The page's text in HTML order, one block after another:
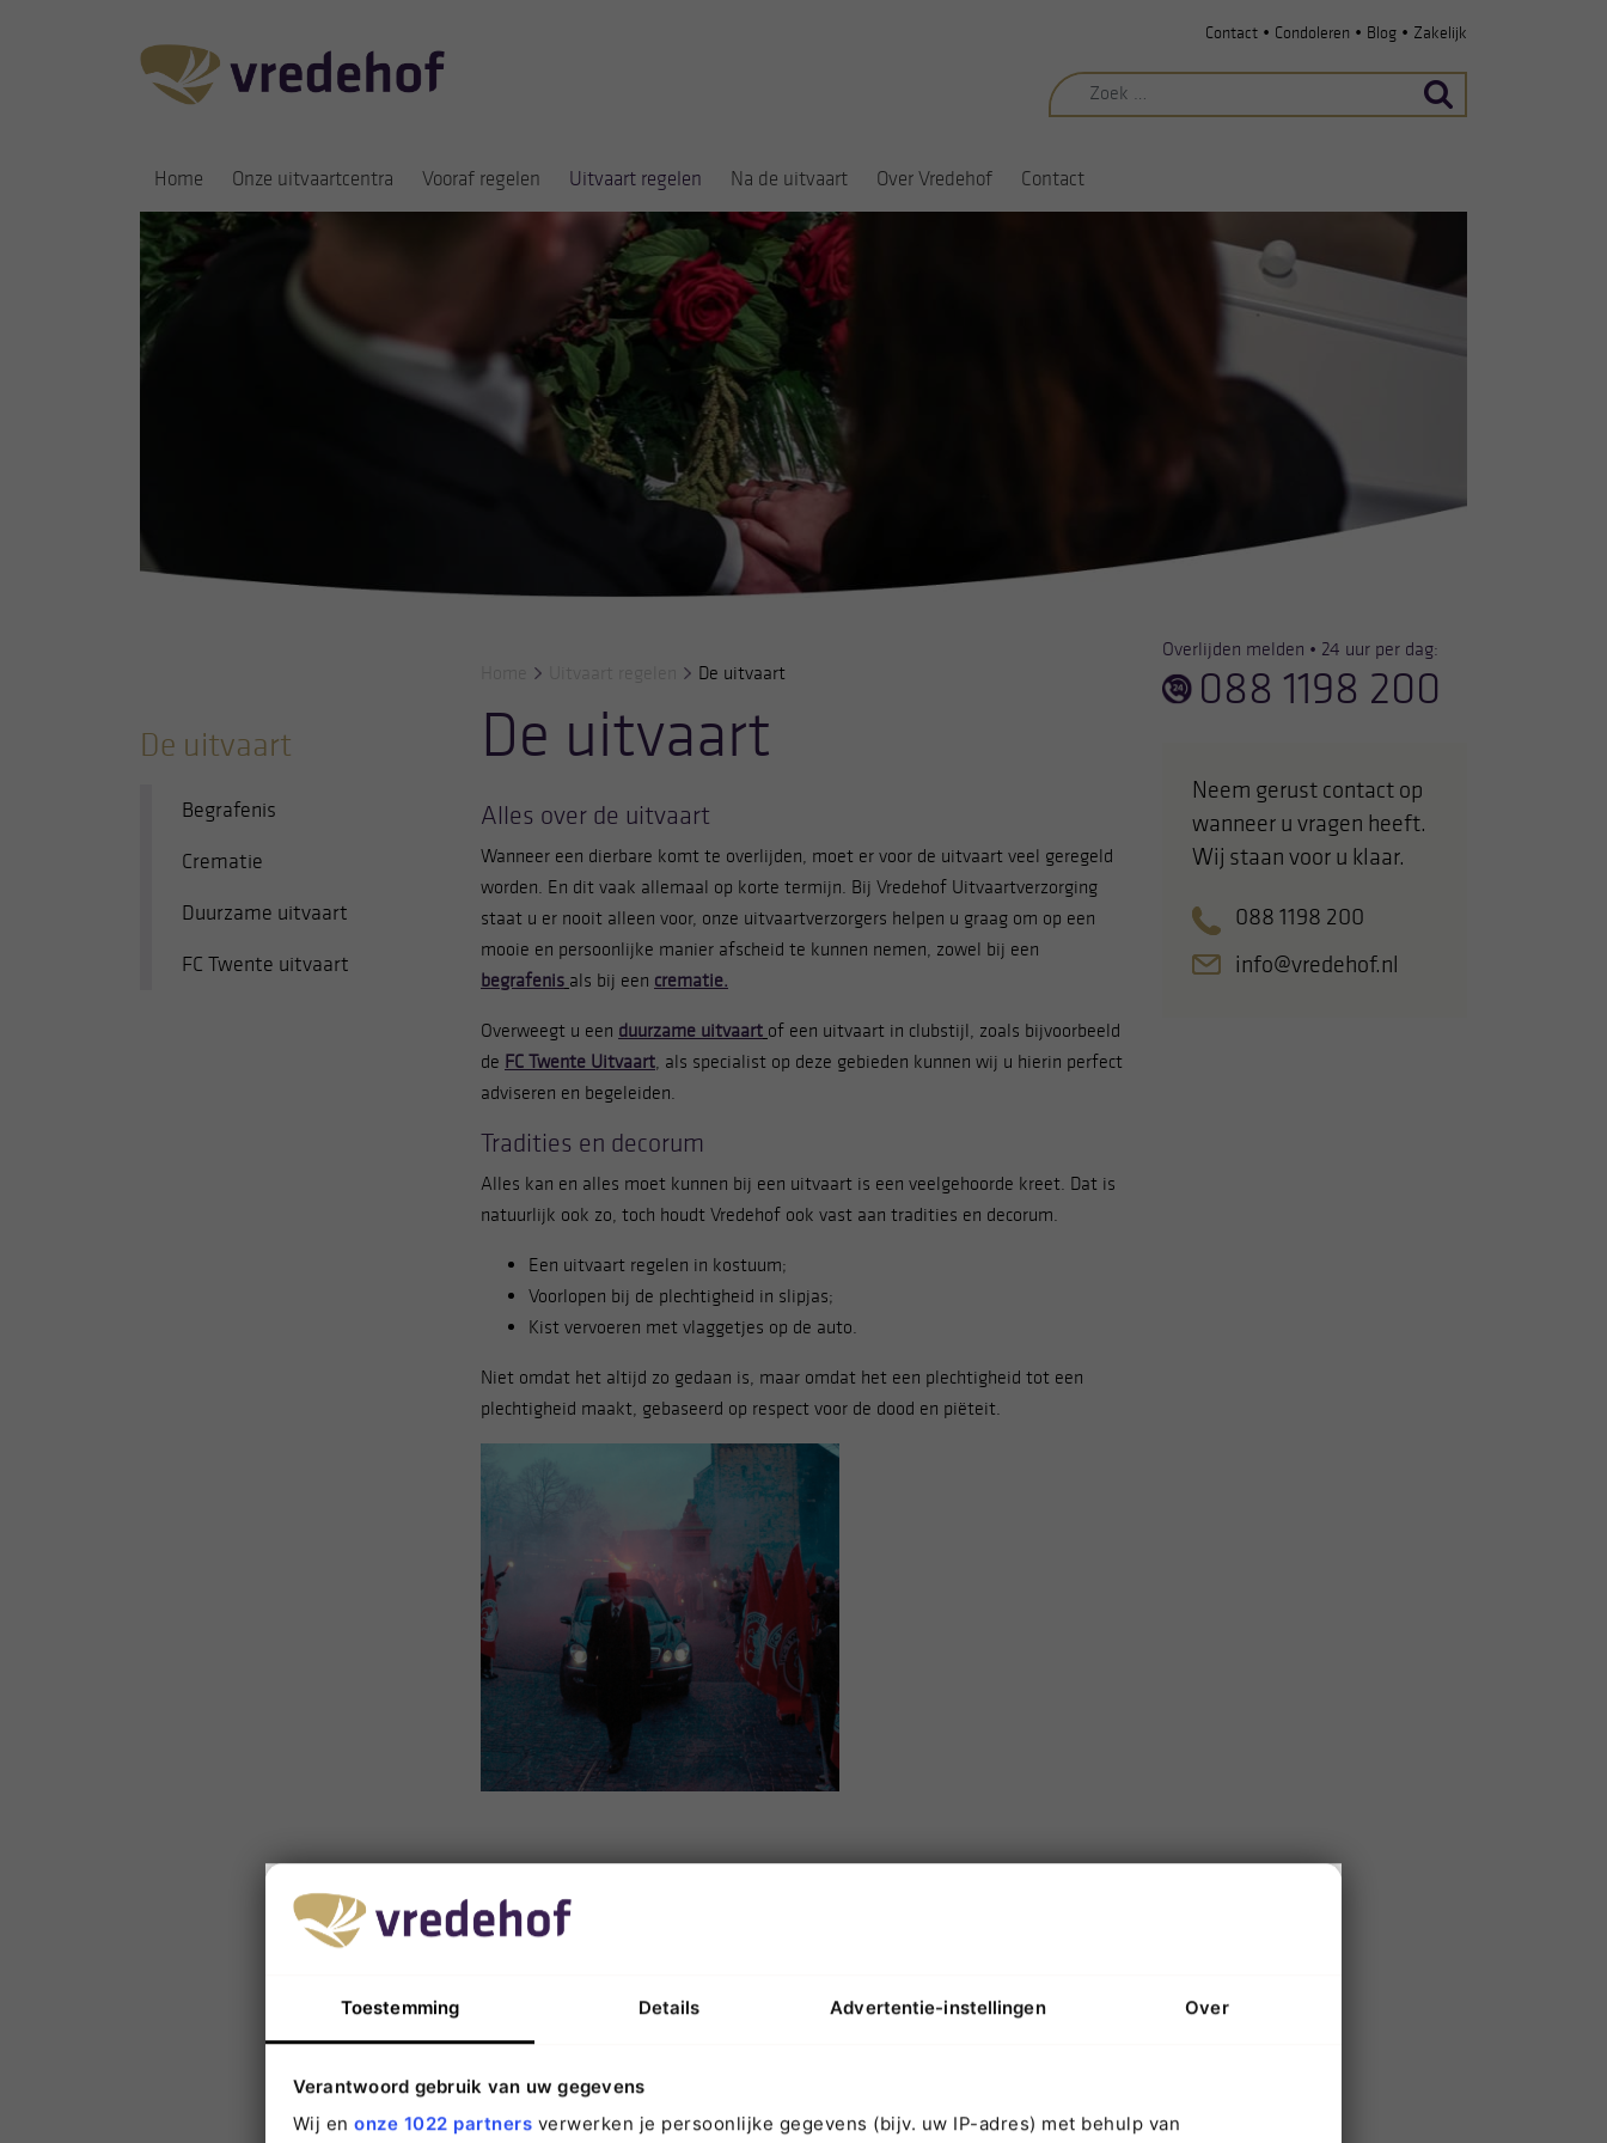
Toestemming Details Advertentie-instellingen Over
Verantwoord gebruik van uw gegevens
Wij en onze 1022 partners verwerken je persoonlijke gegevens (bijv. uw IP-adres) met behulp van
Contact • Condoleren • Blog • Zakelijk
Zoek
naar:
Home Onze uitvaartcentra Vooraf regelen Uitvaart regelen Na de uitvaart Over Vredehof Contact
De uitvaart
Begrafenis
Crematie
Duurzame uitvaart
FC Twente uitvaart
De uitvaart
De uitvaart
Alles over de uitvaart
Wanneer een dierbare komt te overlijden, moet er voor de uitvaart veel geregeld
worden. En dit vaak allemaal op korte termijn. Bij Vredehof Uitvaartverzorging
staat u er nooit alleen voor, onze uitvaartverzorgers helpen u graag om op een
mooie en persoonlijke manier afscheid te kunnen nemen, zowel bij een
begrafenis als bij een crematie.
Overweegt u een duurzame uitvaart of een uitvaart in clubstijl, zoals bijvoorbeeld
de FC Twente Uitvaart, als specialist op deze gebieden kunnen wij u hierin perfect
adviseren en begeleiden.
Tradities en decorum
Alles kan en alles moet kunnen bij een uitvaart is een veelgehoorde kreet. Dat is
natuurlijk ook zo, toch houdt Vredehof ook vast aan tradities en decorum.
Een uitvaart regelen in kostuum;
Voorlopen bij de plechtigheid in slipjas;
Kist vervoeren met vlaggetjes op de auto.
Niet omdat het altijd zo gedaan is, maar omdat het een plechtigheid tot een
plechtigheid maakt, gebaseerd op respect voor de dood en piëteit.
Vredehof beschikt over eigen
eerst uit voor eenkennismakingsgesprek
of uw nabestaanden met zorgen.
Overlijden melden • 24 uur per dag:
088 1198 200
Neem gerust contact op
wanneer u vragen heeft.
Wij staan voor u klaar.
088 1198 200
info@vredehof.nl